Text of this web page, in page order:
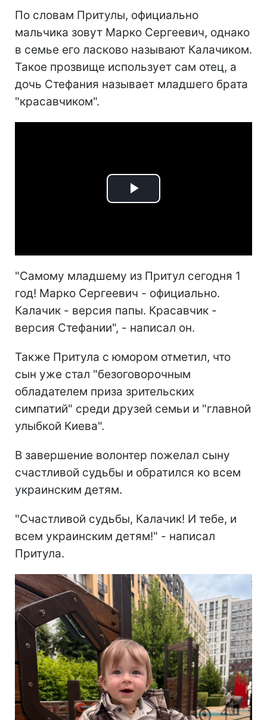
По словам Притулы, официально
мальчика зовут Марко Сергеевич, однако
в семье его ласково называют Калачиком.
Такое прозвище использует сам отец, а
дочь Стефания называет младшего брата
"красавчиком".
Play
"Самому младшему из Притул сегодня 1
год! Марко Сергеевич - официально.
Калачик - версия папы. Красавчик -
версия Стефании", - написал он.
Также Притула с юмором отметил, что
сын уже стал "безоговорочным
обладателем приза зрительских
симпатий" среди друзей семьи и "главной
улыбкой Киева".
В завершение волонтер пожелал сыну
счастливой судьбы и обратился ко всем
украинским детям.
"Счастливой судьбы, Калачик! И тебе, и
всем украинским детям!" - написал
Притула.